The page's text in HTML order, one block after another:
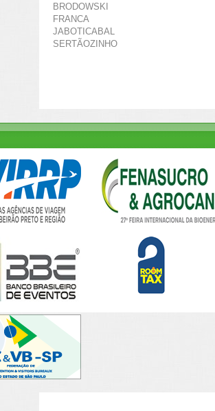
BRODOWSKI
FRANCA
JABOTICABAL
SERTÃOZINHO